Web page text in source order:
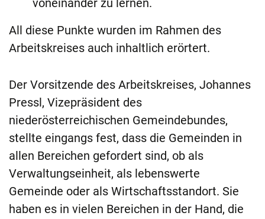
voneinander zu lernen.
All diese Punkte wurden im Rahmen des
Arbeitskreises auch inhaltlich erörtert.
Der Vorsitzende des Arbeitskreises, Johannes
Pressl, Vizepräsident des
niederösterreichischen Gemeindebundes,
stellte eingangs fest, dass die Gemeinden in
allen Bereichen gefordert sind, ob als
Verwaltungseinheit, als lebenswerte
Gemeinde oder als Wirtschaftsstandort. Sie
haben es in vielen Bereichen in der Hand, die